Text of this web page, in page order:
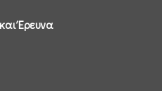
Έρευνα